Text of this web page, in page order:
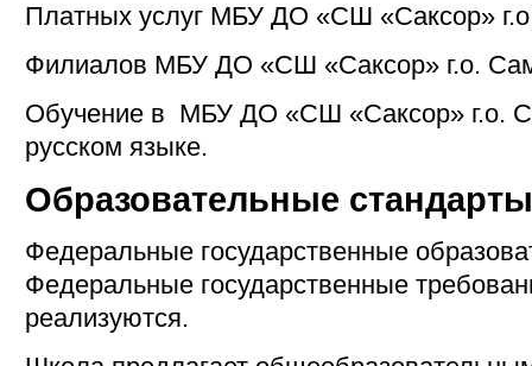
Платных услуг МБУ ДО «СШ «Саксор»
Филиалов МБУ ДО «СШ «Саксор» г.о.
Обучение в МБУ ДО «СШ «Саксор» г.о.
русском языке.
Образовательные стандарты
Федеральные государственные
Федеральные государственные
реализуются.